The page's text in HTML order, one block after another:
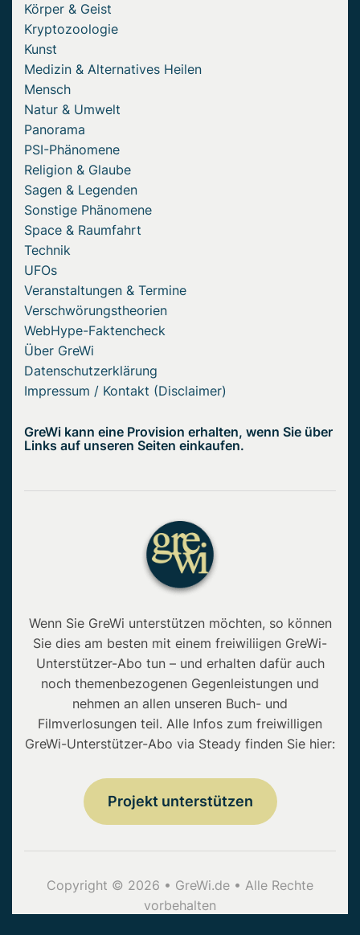
Körper & Geist
Kryptozoologie
Kunst
Medizin & Alternatives Heilen
Mensch
Natur & Umwelt
Panorama
PSI-Phänomene
Religion & Glaube
Sagen & Legenden
Sonstige Phänomene
Space & Raumfahrt
Technik
UFOs
Veranstaltungen & Termine
Verschwörungstheorien
WebHype-Faktencheck
Über GreWi
Datenschutzerklärung
Impressum / Kontakt (Disclaimer)
GreWi kann eine Provision erhalten, wenn Sie über
Links auf unseren Seiten einkaufen.
Wenn Sie GreWi unterstützen möchten, so können
Sie dies am besten mit einem freiwiliigen GreWi-
Unterstützer-Abo tun – und erhalten dafür auch
noch themenbezogenen Gegenleistungen und
nehmen an allen unseren Buch- und
Filmverlosungen teil. Alle Infos zum freiwilligen
GreWi-Unterstützer-Abo via Steady finden Sie hier:
Projekt unterstützen
Copyright © 2026 • GreWi.de • Alle Rechte
vorbehalten